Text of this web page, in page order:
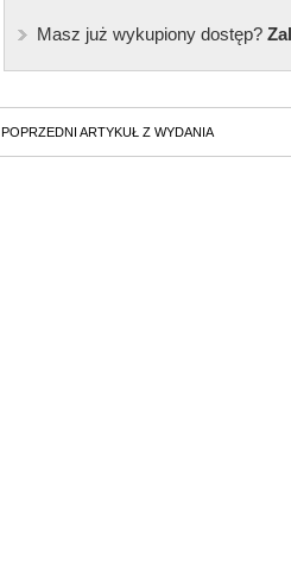
Masz już wykupiony dostęp?
POPRZEDNI ARTYKUŁ Z WYDANIA